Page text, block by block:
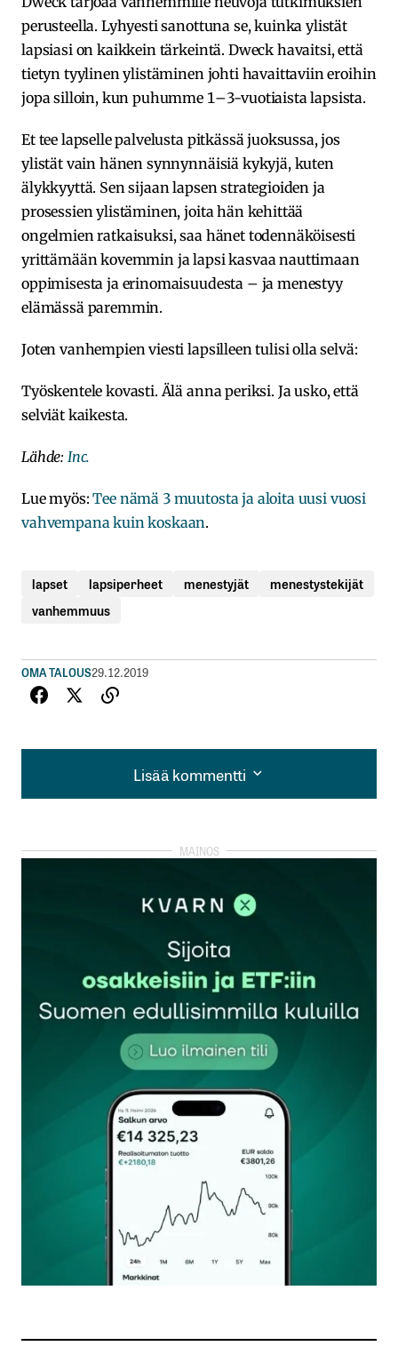
perusteella. Lyhyesti sanottuna se, kuinka ylistät
lapsiasi on kaikkein tärkeintä. Dweck havaitsi, että
tietyn tyylinen ylistäminen johti havaittaviin eroihin
jopa silloin, kun puhumme 1–3-vuotiaista lapsista.
Et tee lapselle palvelusta pitkässä juoksussa, jos
ylistät vain hänen synnynnäisiä kykyjä, kuten
älykkyyttä. Sen sijaan lapsen strategioiden ja
prosessien ylistäminen, joita hän kehittää
ongelmien ratkaisuksi, saa hänet todennäköisesti
yrittämään kovemmin ja lapsi kasvaa nauttimaan
oppimisesta ja erinomaisuudesta – ja menestyy
elämässä paremmin.
Joten vanhempien viesti lapsilleen tulisi olla selvä:
Työskentele kovasti. Älä anna periksi. Ja usko, että
selviät kaikesta.
Lähde: Inc.
Lue myös:Tee nämä 3 muutosta ja aloita uusi vuosi
vahvempana kuin koskaan.
lapset lapsiperheet menestyjät
menestystekijät
vanhemmuus
OMA TALOUS29.12.2019
Lisää kommentti
Lisää kommentti
kirjautua
rekisteröityä
Sähköpostiosoitettasi ei julkaista.Pakolliset
kentät on merkitty*
Kommentti*
Nimesi tai nimimerkkisi
Sähköpostiosoitteesi
Tilaa SalkunRakentajan uutiskirje